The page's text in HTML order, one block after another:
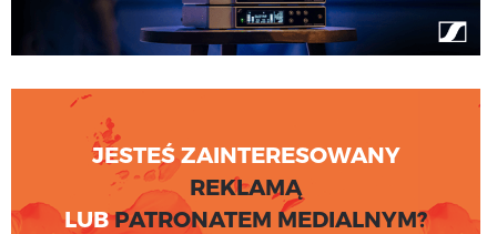
JESTEŚ ZAINTERESOWANY
REKLAMĄ
LUBPATRONATEM MEDIALNYM?